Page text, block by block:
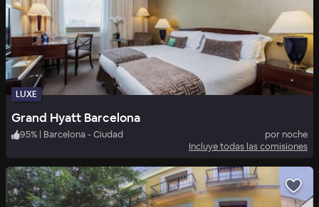
LUXE
Grand Hyatt Barcelona
95% | Barcelona - Ciudad
por noche
Incluye todas las comisiones